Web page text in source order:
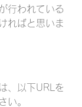
行われている
ればと思いま
、以下URLを
い。